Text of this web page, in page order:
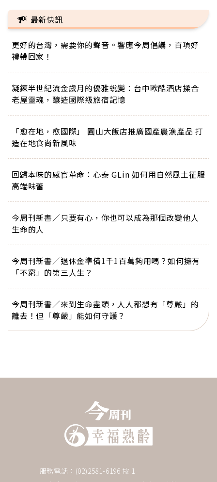
最新快訊
更好的台灣，需要你的聲音。響應今周倡議，百項好
禮帶回家！
凝鍊半世紀流金歲月的優雅蛻變：台中歐酷酒店揉合
老屋靈魂，釀造國際級旅宿記憶
「愈在地，愈國際」 圓山大飯店推廣國產農漁產品 打
造在地食尚新風味
回歸本味的感官革命：心泰 GLin 如何用自然風土征服
高端味蕾
今周刊新書／只要有心，你也可以成為那個改變他人
生命的人
今周刊新書／退休金準備1千1百萬夠用嗎？如何擁有
「不窮」的第三人生？
今周刊新書／來到生命盡頭，人人都想有「尊嚴」的
離去！但「尊嚴」能如何守護？
服務電話：(02)2581-6196 按 1